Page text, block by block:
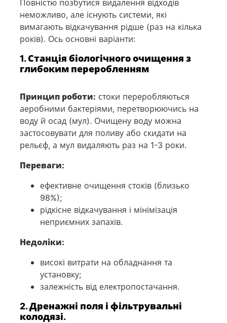
Повністю позбутися видалення відходів
неможливо, але існують системи, які
вимагають відкачування рідше (раз на кілька
років). Ось основні варіанти:
1. Станція біологічного очищення з
глибоким переробленням
Принцип роботи: стоки переробляються
аеробними бактеріями, перетворюючись на
воду й осад (мул). Очищену воду можна
застосовувати для поливу або скидати на
рельєф, а мул видаляють раз на 1-3 роки.
Переваги:
ефективне очищення стоків (близько
98%);
рідкісне відкачування і мінімізація
неприємних запахів.
Недоліки:
високі витрати на обладнання та
установку;
залежність від електропостачання.
2. Дренажні поля і фільтрувальні
колодязі.